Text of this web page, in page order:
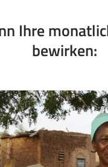
Ihre
bewirken: